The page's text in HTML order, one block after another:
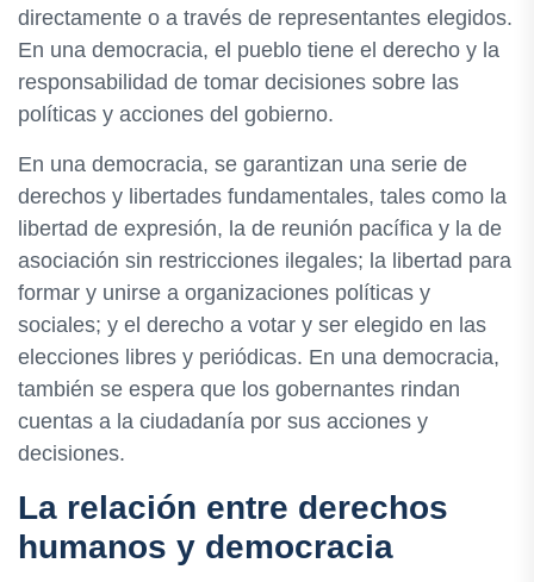
directamente o a través de representantes elegidos.
En una democracia, el pueblo tiene el derecho y la
responsabilidad de tomar decisiones sobre las
políticas y acciones del gobierno.
En una democracia, se garantizan una serie de
derechos y libertades fundamentales, tales como la
libertad de expresión, la de reunión pacífica y la de
asociación sin restricciones ilegales; la libertad para
formar y unirse a organizaciones políticas y
sociales; y el derecho a votar y ser elegido en las
elecciones libres y periódicas. En una democracia,
también se espera que los gobernantes rindan
cuentas a la ciudadanía por sus acciones y
decisiones.
La relación entre derechos
humanos y democracia